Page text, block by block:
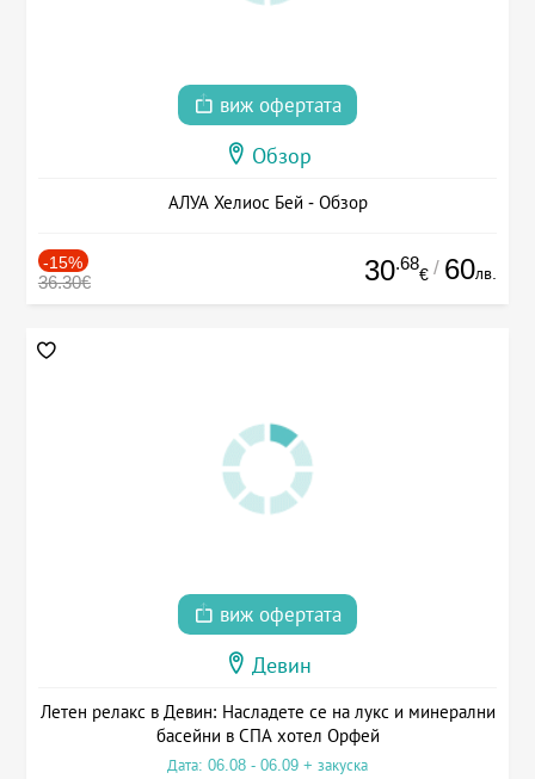
виж офертата
Обзор
АЛУА Хелиос Бей - Обзор
-15%
36.30€ 30.68
€ / 60лв.
виж офертата
Девин
Летен релакс в Девин: Насладете се на лукс и минерални
басейни в СПА хотел Орфей
Дата: 06.08 - 06.09 + закуска